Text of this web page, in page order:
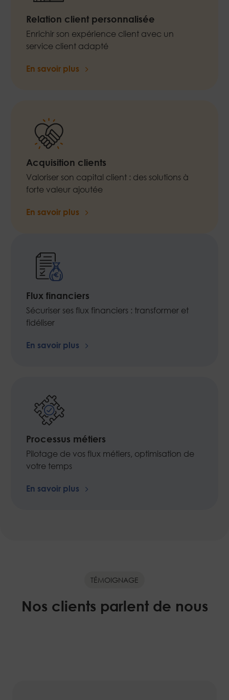
Relation client personnalisée
Enrichir son expérience client avec un
service client adapté
En savoir plus
Acquisition clients
Valoriser son capital client : des solutions à
forte valeur ajoutée
En savoir plus
Flux financiers
Sécuriser ses flux financiers : transformer et
fidéliser
En savoir plus
Processus métiers
Pilotage de vos flux métiers, optimisation de
votre temps
En savoir plus
TÉMOIGNAGE
Nos clients parlent de nous